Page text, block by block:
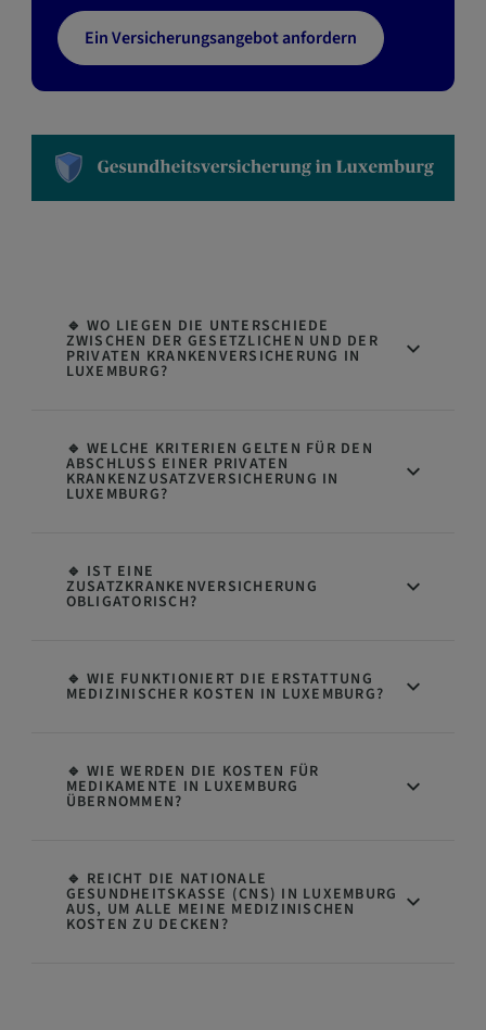
Ein Versicherungsangebot anfordern
🔹 WO LIEGEN DIE UNTERSCHIEDE
ZWISCHEN DER GESETZLICHEN UND DER
PRIVATEN KRANKENVERSICHERUNG IN
LUXEMBURG?
🔹 WELCHE KRITERIEN GELTEN FÜR DEN
ABSCHLUSS EINER PRIVATEN
KRANKENZUSATZVERSICHERUNG IN
LUXEMBURG?
🔹 IST EINE
ZUSATZKRANKENVERSICHERUNG
OBLIGATORISCH?
🔹 WIE FUNKTIONIERT DIE ERSTATTUNG
MEDIZINISCHER KOSTEN IN LUXEMBURG?
🔹 WIE WERDEN DIE KOSTEN FÜR
MEDIKAMENTE IN LUXEMBURG
ÜBERNOMMEN?
🔹 REICHT DIE NATIONALE
GESUNDHEITSKASSE (CNS) IN LUXEMBURG
AUS, UM ALLE MEINE MEDIZINISCHEN
KOSTEN ZU DECKEN?